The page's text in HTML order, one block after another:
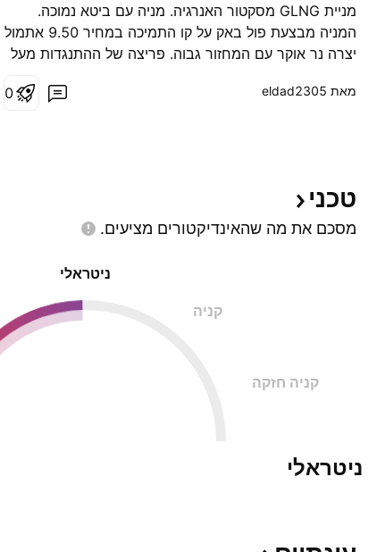
מניית GLNG מסקטור האנרגיה. מניה עם ביטא נמוכה.
המניה מבצעת פול באק על קו התמיכה במחיר 9.50 אתמול
יצרה נר אוקר עם המחזור גבוה. פריצה של ההתנגדות מעל
באמור המלצה
מאת ‎eldad2305‎ 0
טכני
מסכם את מה שהאינדיקטורים מציעים.
ניטראלי
קניה
קניה חזקה
ניטראלי